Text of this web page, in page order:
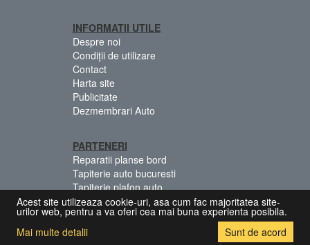
INFORMATII UTILE
Despre noi
Condiții de utilizare
Contact
Harta site
Publicitate
Dezmembrari Auto
PARTENERI
Reparatii planse bord
Tapiterie auto bucuresti
Tapiterie plafon auto
Centuri siguranta colorate
© 2026 Copyright: [Dezmembrari.Biz]
Acest site utilizeaza cookie-uri, asa cum fac majoritatea site-
urilor web, pentru a va oferi cea mai buna experienta posibila.
Mai multe detalii
Sunt de acord